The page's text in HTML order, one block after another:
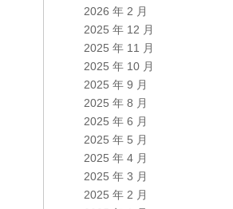
2026 年 2 月
2025 年 12 月
2025 年 11 月
2025 年 10 月
2025 年 9 月
2025 年 8 月
2025 年 6 月
2025 年 5 月
2025 年 4 月
2025 年 3 月
2025 年 2 月